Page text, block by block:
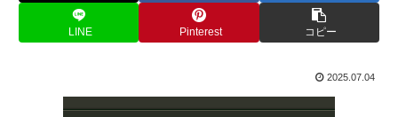
LINE Pinterest コピー
2025.07.04